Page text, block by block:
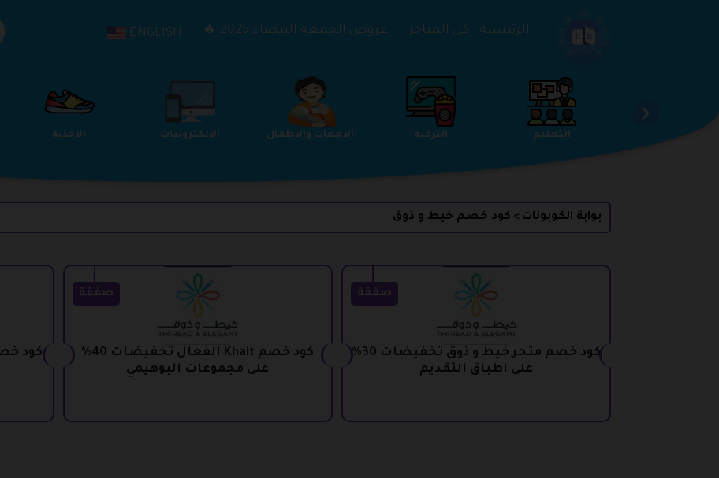
الرئيسية كل المتاجر عروض الجمعة البيضاء 2025 🔥 ENGLISH
الالكترونيات الامهات والاطفال الترفيه التعليم الجمال والعناية الخدمات
بوابة الكوبونات > كود خصم خيط و ذوق
صفقة
كود خصم متجر خيط و ذوق تخفيضات 30%
على اطباق التقديم
صفقة
كود خصم Khait الفعال تخفيضات 40%
على مجموعات البوهيمي